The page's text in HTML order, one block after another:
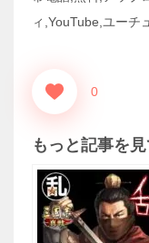
ィ,YouTube,ユーチ
0
もっと記事を